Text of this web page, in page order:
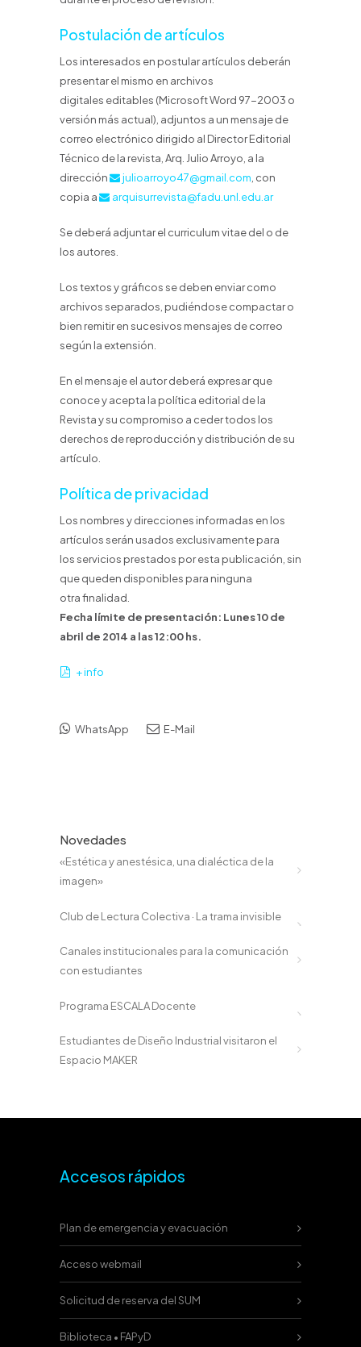
Postulación de artículos
Los interesados en postular artículos deberán
presentar el mismo en archivos
digitales editables (Microsoft Word 97-2003 o
versión más actual), adjuntos a un mensaje de
correo electrónico dirigido al Director Editorial
Técnico de la revista, Arq. Julio Arroyo, a la
dirección
julioarroyo47@gmail.com , con
copia a
arquisurrevista@fadu.unl.edu.ar
Se deberá adjuntar el curriculum vitae del o de
los autores.
Los textos y gráficos se deben enviar como
archivos separados, pudiéndose compactar o
bien remitir en sucesivos mensajes de correo
según la extensión.
En el mensaje el autor deberá expresar que
conoce y acepta la política editorial de la
Revista y su compromiso a ceder todos los
derechos de reproducción y distribución de su
artículo.
Política de privacidad
Los nombres y direcciones informadas en los
artículos serán usados exclusivamente para
los servicios prestados por esta publicación, sin
que queden disponibles para ninguna
otra finalidad.
Fecha límite de presentación: Lunes 10 de
abril de 2014 a las 12:00 hs.
+ info
WhatsApp E-Mail
Novedades
«Estética y anestésica, una dialéctica de la
imagen»
Club de Lectura Colectiva · La trama invisible
Canales institucionales para la comunicación
con estudiantes
Programa ESCALA Docente
Estudiantes de Diseño Industrial visitaron el
Espacio MAKER
Accesos rápidos
Plan de emergencia y evacuación
Acceso webmail
Solicitud de reserva del SUM
Biblioteca • FAPyD